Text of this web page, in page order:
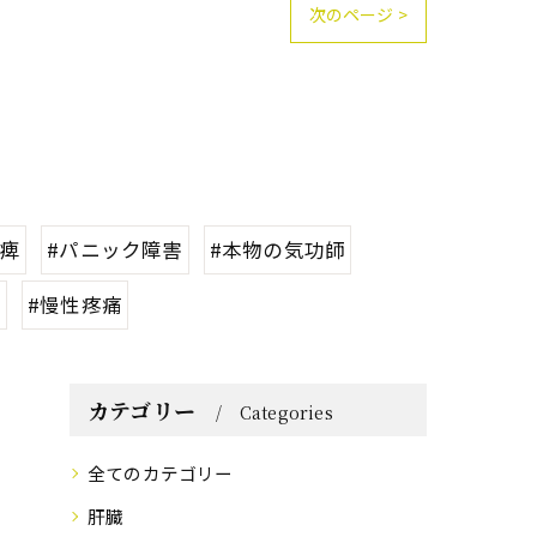
次のページ >
#パニック障害
#本物の気功師
#慢性疼痛
カテゴリー Categories
全てのカテゴリー
肝臓